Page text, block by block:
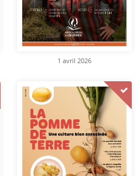
1 avril 2026